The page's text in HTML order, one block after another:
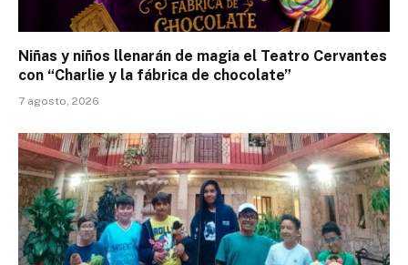
Niñas y niños llenarán de magia el Teatro Cervantes
con “Charlie y la fábrica de chocolate”
7 agosto, 2026